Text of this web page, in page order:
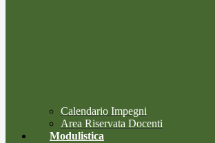
Calendario Impegni
Area Riservata Docenti
Modulistica